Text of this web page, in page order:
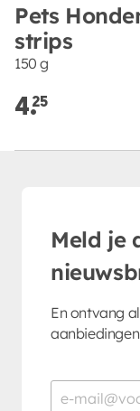
Pets
strips
150 g
4.25
Meld je
En ontvang